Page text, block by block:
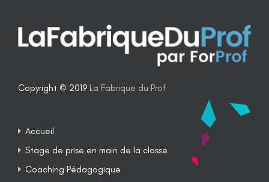
Copyright © 2019 La Fabrique du Prof
Accueil
Stage de prise en main de la classe
Coaching Pédagogique